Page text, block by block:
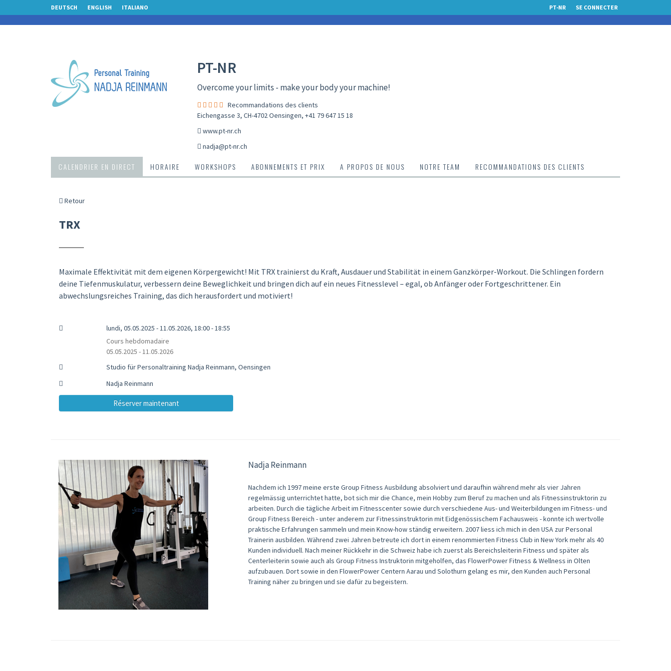
DEUTSCH ENGLISH ITALIANO PT-NR SE CONNECTER
PT-NR
Overcome your limits - make your body your machine!
Recommandations des clients
Eichengasse 3, CH-4702 Oensingen, +41 79 647 15 18
www.pt-nr.ch
nadja@pt-nr.ch
CALENDRIER EN DIRECT HORAIRE WORKSHOPS ABONNEMENTS ET PRIX A PROPOS DE NOUS NOTRE TEAM RECOMMANDATIONS DES CLIENTS
Retour
TRX
Maximale Effektivität mit dem eigenen Körpergewicht! Mit TRX trainierst du Kraft, Ausdauer und Stabilität in einem Ganzkörper-Workout. Die Schlingen fordern
deine Tiefenmuskulatur, verbessern deine Beweglichkeit und bringen dich auf ein neues Fitnesslevel – egal, ob Anfänger oder Fortgeschrittener. Ein
abwechslungsreiches Training, das dich herausfordert und motiviert!
lundi, 05.05.2025 - 11.05.2026, 18:00 - 18:55
Cours hebdomadaire
05.05.2025 - 11.05.2026
Studio für Personaltraining Nadja Reinmann, Oensingen
Nadja Reinmann
Réserver maintenant
Nadja Reinmann
Nachdem ich 1997 meine erste Group Fitness Ausbildung absolviert und daraufhin während mehr als vier Jahren
regelmässig unterrichtet hatte, bot sich mir die Chance, mein Hobby zum Beruf zu machen und als Fitnessinstruktorin zu
arbeiten. Durch die tägliche Arbeit im Fitnesscenter sowie durch verschiedene Aus- und Weiterbildungen im Fitness- und
Group Fitness Bereich - unter anderem zur Fitnessinstruktorin mit Eidgenössischem Fachausweis - konnte ich wertvolle
praktische Erfahrungen sammeln und mein Know-how ständig erweitern. 2007 liess ich mich in den USA zur Personal
Trainerin ausbilden. Während zwei Jahren betreute ich dort in einem renommierten Fitness Club in New York mehr als 40
Kunden individuell. Nach meiner Rückkehr in die Schweiz habe ich zuerst als Bereichsleiterin Fitness und später als
Centerleiterin sowie auch als Group Fitness Instruktorin mitgeholfen, das FlowerPower Fitness & Wellness in Olten
aufzubauen. Dort sowie in den FlowerPower Centern Aarau und Solothurn gelang es mir, den Kunden auch Personal
Training näher zu bringen und sie dafür zu begeistern.